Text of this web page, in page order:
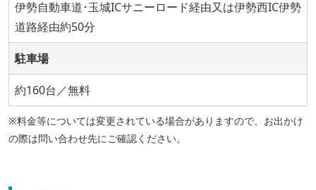
伊勢自動車道･玉城ICサニーロード経由又は伊勢西IC伊勢
道路経由約50分
駐車場
約160台／無料
※料金等については変更されている場合がありますので、お出かけ
の際は問い合わせ先にご確認ください。